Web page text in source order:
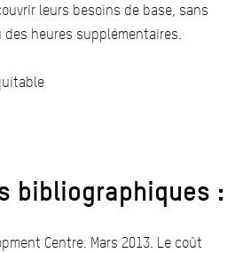
leurs besoins de base, sans
des heures supplémentaires.
bibliographiques :
Centre. Mars 2013. Le coût